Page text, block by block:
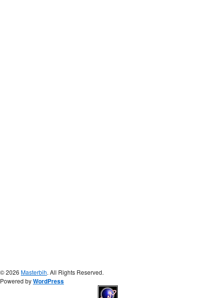
© 2026 Masterbih. All Rights Reserved.
Powered byWordPress